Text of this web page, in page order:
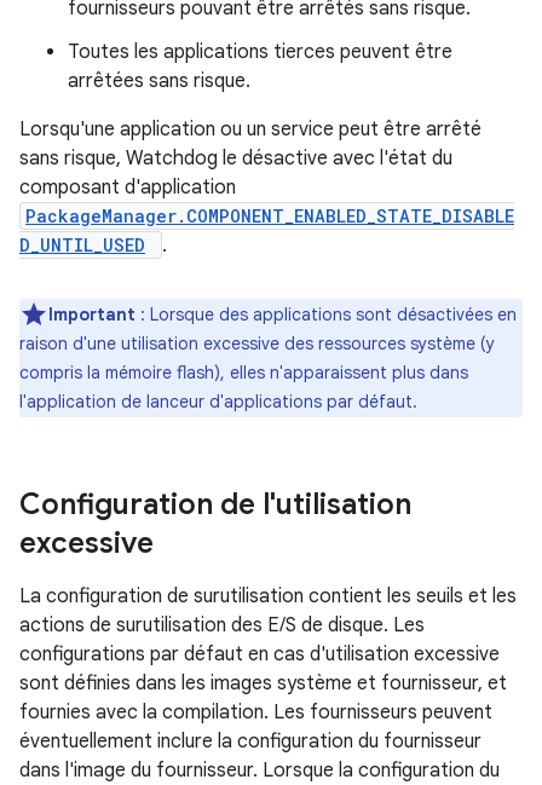
fournisseurs pouvant être arrêtés sans risque.
Toutes les applications tierces peuvent être
arrêtées sans risque.
Lorsqu'une application ou un service peut être arrêté
sans risque, Watchdog le désactive avec l'état du
composant d'application
PackageManager.COMPONENT_ENABLED_STATE_DISABLE
D_UNTIL_USED
.
Important : Lorsque des applications sont désactivées en
raison d'une utilisation excessive des ressources système (y
compris la mémoire flash), elles n'apparaissent plus dans
l'application de lanceur d'applications par défaut.
Configuration de l'utilisation
excessive
La configuration de surutilisation contient les seuils et les
actions de surutilisation des E/S de disque. Les
configurations par défaut en cas d'utilisation excessive
sont définies dans les images système et fournisseur, et
fournies avec la compilation. Les fournisseurs peuvent
éventuellement inclure la configuration du fournisseur
dans l'image du fournisseur. Lorsque la configuration du